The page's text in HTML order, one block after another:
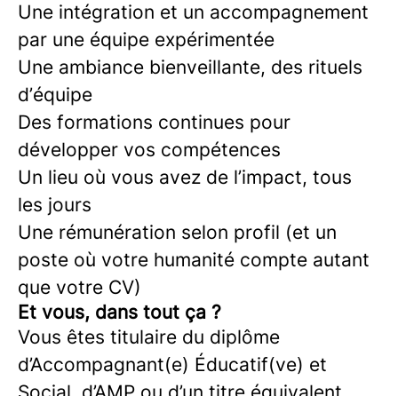
Une intégration et un accompagnement
par une équipe expérimentée
Une ambiance bienveillante, des rituels
d’équipe
Des formations continues pour
développer vos compétences
Un lieu où vous avez de l’impact, tous
les jours
Une rémunération selon profil (et un
poste où votre humanité compte autant
que votre CV)
Et vous, dans tout ça ?
Vous êtes titulaire du diplôme
d’Accompagnant(e) Éducatif(ve) et